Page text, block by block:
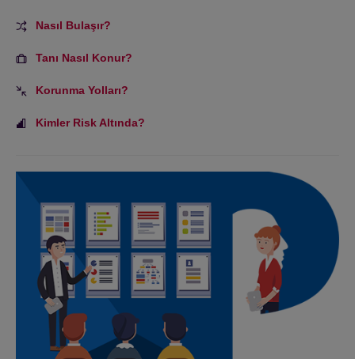
Nasıl Bulaşır?
Tanı Nasıl Konur?
Korunma Yolları?
Kimler Risk Altında?